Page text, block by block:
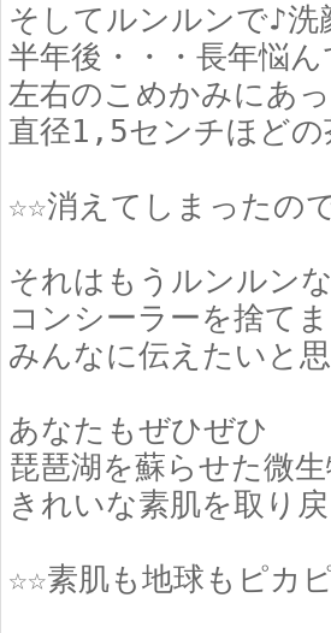
そしてルンルンで♪
半年後・・・長年悩
左右のこめかみにあ
直径1,5センチほどの
☆☆消えてしまったの
それはもうルンルン
コンシーラーを捨てま
みんなに伝えたいと
あなたもぜひぜひ
琵琶湖を蘇らせた微
きれいな素肌を取り
☆☆素肌も地球もピカ